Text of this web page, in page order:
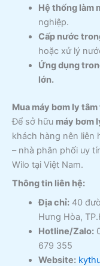
Hệ thống làm
nghiệp.
Cấp nước
hoặc xử lý
Ứng dụng
lớn.
Mua máy bơm ly
Để sở hữu máy bơm
khách hàng nên liên
– nhà phân phối uy
Wilo tại Việt Nam.
Thông tin liên hệ:
Địa chỉ:40
Hưng Hòa,
Hotline/Zalo:
679 355
Website: